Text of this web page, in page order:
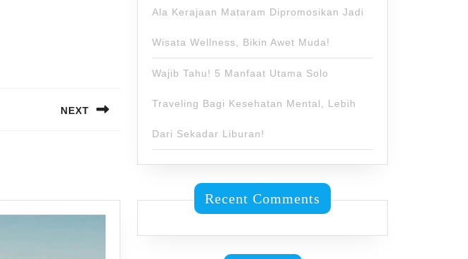
NEXT
Ala Kerajaan Mataram Dipromosikan Jadi
Wisata Wellness, Bikin Awet Muda!
Wajib Tahu! 5 Manfaat Utama Solo
Traveling Bagi Kesehatan Mental, Lebih
Dari Sekadar Liburan!
Recent Comments